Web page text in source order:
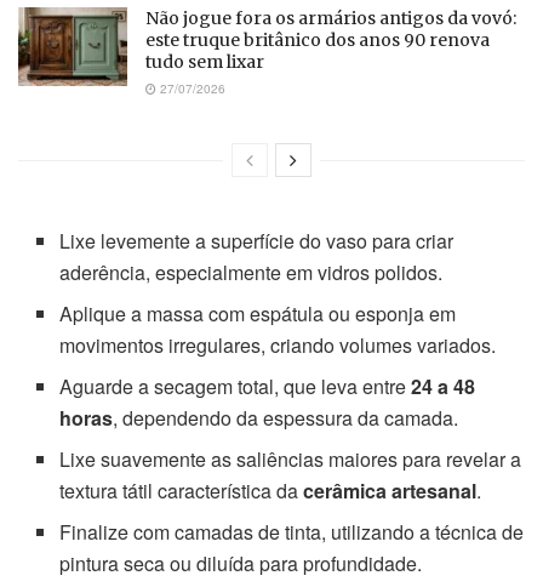
Não jogue fora os armários antigos da vovó:
este truque britânico dos anos 90 renova
tudo sem lixar
27/07/2026
Lixe levemente a superfície do vaso para criar
aderência, especialmente em vidros polidos.
Aplique a massa com espátula ou esponja em
movimentos irregulares, criando volumes variados.
Aguarde a secagem total, que leva entre24 a 48
horas, dependendo da espessura da camada.
Lixe suavemente as saliências maiores para revelar a
textura tátil característica dacerâmica artesanal.
Finalize com camadas de tinta, utilizando a técnica de
pintura seca ou diluída para profundidade.